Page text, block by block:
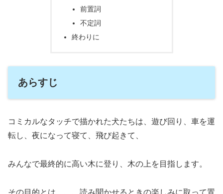
前置詞
不定詞
終わりに
あらすじ
コミカルなタッチで描かれた犬たちは、遊び回り、車を運
転し、夜になって寝て、飛び起きて、
みんなで最終的に高い木に登り、木の上を目指します。
その目的とは、、、読み聞かせるときの楽しみに取って置